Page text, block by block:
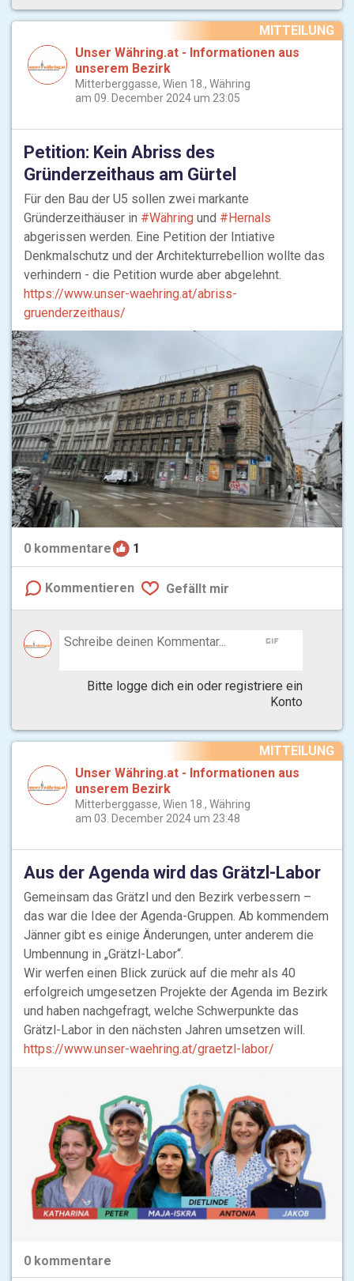
MITTEILUNG
Unser Währing.at - Informationen aus
unserem Bezirk
Mitterberggasse, Wien 18., Währing
am 09. December 2024 um 23:05
Petition: Kein Abriss des
Gründerzeithaus am Gürtel
Für den Bau der U5 sollen zwei markante
Gründerzeithäuser in #Währing und #Hernals
abgerissen werden. Eine Petition der Intiative
Denkmalschutz und der Architekturrebellion wollte das
verhindern - die Petition wurde aber abgelehnt.
https://www.unser-waehring.at/abriss-
gruenderzeithaus/
0 kommentare 1
Kommentieren Gefällt mir
gif
Bitte logge dich ein oder registriere ein
Konto
MITTEILUNG
Unser Währing.at - Informationen aus
unserem Bezirk
Mitterberggasse, Wien 18., Währing
am 03. December 2024 um 23:48
Aus der Agenda wird das Grätzl-Labor
Gemeinsam das Grätzl und den Bezirk verbessern –
das war die Idee der Agenda-Gruppen. Ab kommendem
Jänner gibt es einige Änderungen, unter anderem die
Umbennung in „Grätzl-Labor“.
Wir werfen einen Blick zurück auf die mehr als 40
erfolgreich umgesetzen Projekte der Agenda im Bezirk
und haben nachgefragt, welche Schwerpunkte das
Grätzl-Labor in den nächsten Jahren umsetzen will.
https://www.unser-waehring.at/graetzl-labor/
0 kommentare